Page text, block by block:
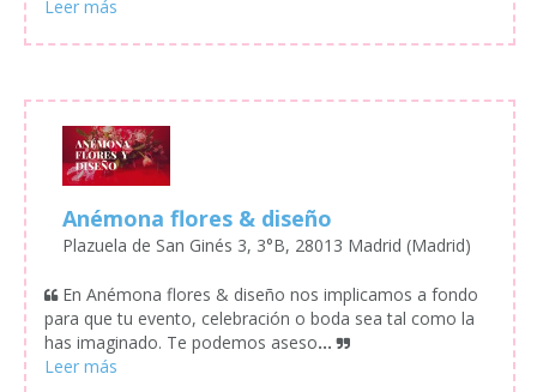
Anémona flores & diseño
Plazuela de San Ginés 3, 3°B, 28013 Madrid (Madrid)
En Anémona flores & diseño nos implicamos a fondo
para que tu evento, celebración o boda sea tal como la
has imaginado. Te podemos aseso...